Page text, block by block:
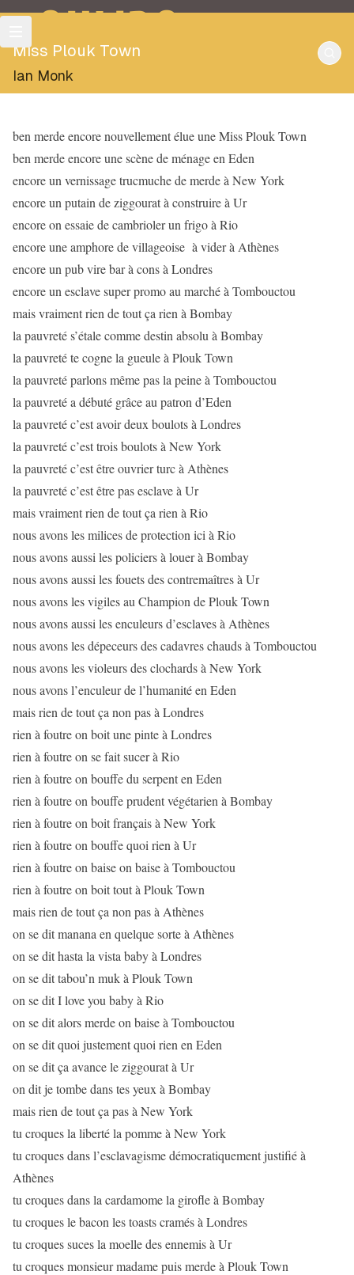
OULIPO
Miss Plouk Town
Ian Monk
ben merde encore nouvellement élue une Miss Plouk Town
ben merde encore une scène de ménage en Eden
encore un vernissage trucmuche de merde à New York
encore un putain de ziggourat à construire à Ur
encore on essaie de cambrioler un frigo à Rio
encore une amphore de villageoise à vider à Athènes
encore un pub vire bar à cons à Londres
encore un esclave super promo au marché à Tombouctou
mais vraiment rien de tout ça rien à Bombay
la pauvreté s’étale comme destin absolu à Bombay
la pauvreté te cogne la gueule à Plouk Town
la pauvreté parlons même pas la peine à Tombouctou
la pauvreté a débuté grâce au patron d’Eden
la pauvreté c’est avoir deux boulots à Londres
la pauvreté c’est trois boulots à New York
la pauvreté c’est être ouvrier turc à Athènes
la pauvreté c’est être pas esclave à Ur
mais vraiment rien de tout ça rien à Rio
nous avons les milices de protection ici à Rio
nous avons aussi les policiers à louer à Bombay
nous avons aussi les fouets des contremaîtres à Ur
nous avons les vigiles au Champion de Plouk Town
nous avons aussi les enculeurs d’esclaves à Athènes
nous avons les dépeceurs des cadavres chauds à Tombouctou
nous avons les violeurs des clochards à New York
nous avons l’enculeur de l’humanité en Eden
mais rien de tout ça non pas à Londres
rien à foutre on boit une pinte à Londres
rien à foutre on se fait sucer à Rio
rien à foutre on bouffe du serpent en Eden
rien à foutre on bouffe prudent végétarien à Bombay
rien à foutre on boit français à New York
rien à foutre on bouffe quoi rien à Ur
rien à foutre on baise on baise à Tombouctou
rien à foutre on boit tout à Plouk Town
mais rien de tout ça non pas à Athènes
on se dit manana en quelque sorte à Athènes
on se dit hasta la vista baby à Londres
on se dit tabou’n muk à Plouk Town
on se dit I love you baby à Rio
on se dit alors merde on baise à Tombouctou
on se dit quoi justement quoi rien en Eden
on se dit ça avance le ziggourat à Ur
on dit je tombe dans tes yeux à Bombay
mais rien de tout ça pas à New York
tu croques la liberté la pomme à New York
tu croques dans l’esclavagisme démocratiquement justifié à
Athènes
tu croques dans la cardamome la girofle à Bombay
tu croques le bacon les toasts cramés à Londres
tu croques suces la moelle des ennemis à Ur
tu croques monsieur madame puis merde à Plouk Town